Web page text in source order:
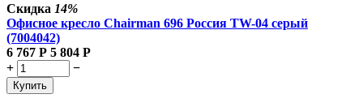
Скидка 14%
Офисное кресло Chairman 696 Россия TW-04 серый
(7004042)
6 767 Р 5 804 Р
+
−
Купить